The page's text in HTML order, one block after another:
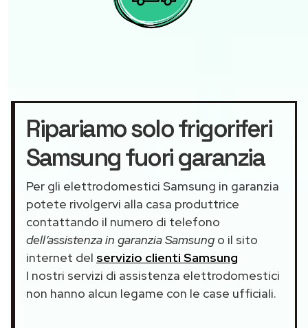
Ripariamo solo frigoriferi
Samsung fuori garanzia
Per gli elettrodomestici Samsung in garanzia
potete rivolgervi alla casa produttrice
contattando il numero di telefono
dell’assistenza in garanzia Samsung o il sito
internet del servizio clienti Samsung
I nostri servizi di assistenza elettrodomestici
non hanno alcun legame con le case ufficiali.